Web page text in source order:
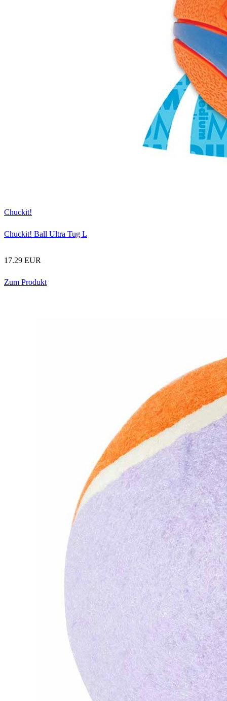
Chuckit!
Chuckit! Ball Ultra Tug L
17.29 EUR
Zum Produkt